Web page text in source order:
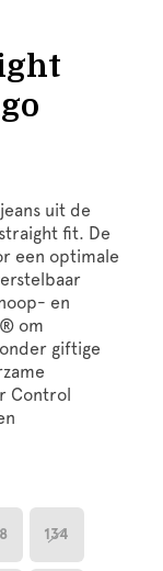
uit de
fit. De
een optimale
en
om
giftige
Control
134